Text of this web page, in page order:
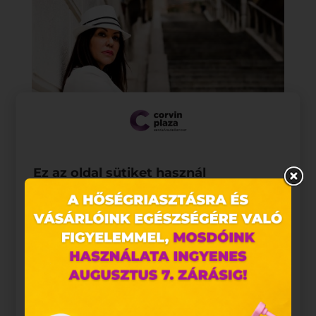
Ez az oldal sütiket használ
Weboldalunkon „cookie"-kat (továbbiakban „süti")
alkalmazunk. Ezek olyan fájlok, melyek információt
tárolnak webes böngészőjében. Ehhez az Ön
hozzájárulása szükséges.
A „sütiket" az elektronikus hírközlésről szóló 2003.